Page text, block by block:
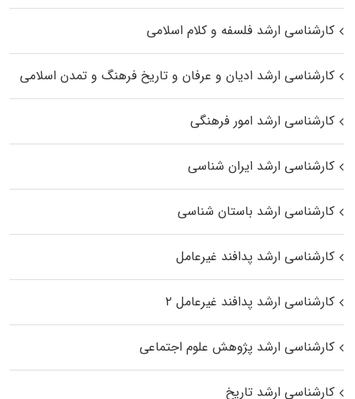
کارشناسی ارشد فلسفه و کلام اسلامی
کارشناسی ارشد ادیان و عرفان و تاریخ فرهنگ و تمدن اسلامی
کارشناسی ارشد امور فرهنگی
کارشناسی ارشد ایران شناسی
کارشناسی ارشد باستان شناسی
کارشناسی ارشد پدافند غیرعامل
کارشناسی ارشد پدافند غیرعامل ۲
کارشناسی ارشد پژوهش علوم اجتماعی
کارشناسی ارشد تاریخ